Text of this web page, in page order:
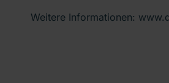
Weitere Informationen: